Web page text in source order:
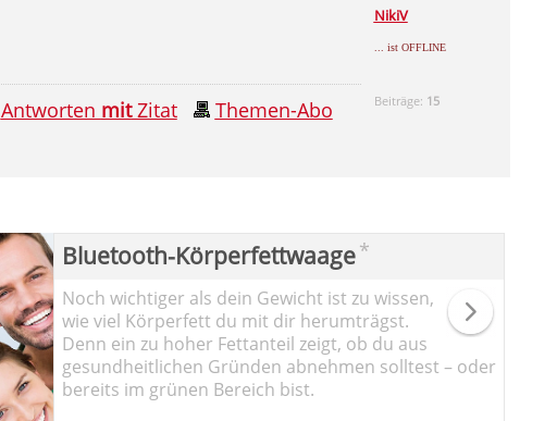
NikiV
... ist OFFLINE
Beiträge: 15
Antworten mitZitat
Themen-Abo
Bluetooth-Körperfettwaage*
Noch wichtiger als dein Gewicht ist zu wissen,
wie viel Körperfett du mit dir herumträgst.
Denn ein zu hoher Fettanteil zeigt, ob du aus
gesundheitlichen Gründen abnehmen solltest – oder
bereits im grünen Bereich bist.